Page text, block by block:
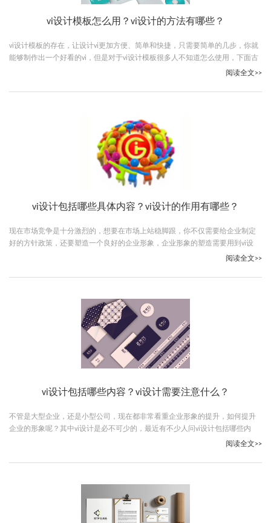
vi设计模板怎么用？vi设计的方法有哪些？
vi设计模板的存在，让设计vi更加方便、简单和快捷，只需要简单的几步，你就
能够制作出一个好看的vi，但是对于vi设计模板很多人不知道怎么使用，下面古
柏广告设计的小编就给大家说说vi设计模板怎么用，希望对你有帮助。阅读全文>>
vi设计包括哪些具体内容？vi设计的作用有哪些？
现在市场竞争是十分激烈的，想要在市场上站稳脚跟，你不仅需要给企业制定
好的方针政策，还要塑造一个良好的企业形象，企业形象的塑造需要用到vi设
计，vi设计包括的内容是有很多的，下面古柏广告设计的小编就给大家说说vi设
阅读全文>>
vi设计包括哪些内容？vi设计需要注意什么？
不管是大型企业，还是小型公司，现在都非常看重企业形象的提升，如何提升
企业的形象呢？其中vi设计是必不可少的，最近有不少人问vi设计包括哪些内
阅读全文>>